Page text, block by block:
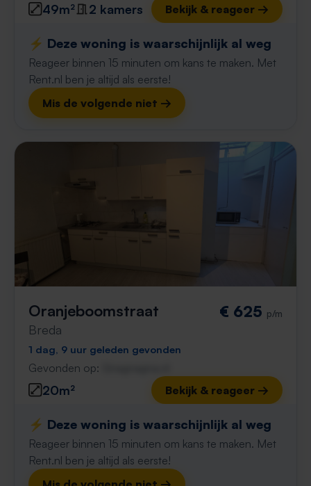
49m² 2 kamers Bekijk & reageer →
⚡️ Deze woning is waarschijnlijk al weg
Reageer binnen 15 minuten om kans te maken. Met
Rent.nl ben je altijd als eerste!
Mis de volgende niet →
Oranjeboomstraat
Breda
€ 625 p/m
1 dag, 9 uur geleden gevonden
Gevonden op:
20m² Bekijk & reageer →
⚡️ Deze woning is waarschijnlijk al weg
Reageer binnen 15 minuten om kans te maken. Met
Rent.nl ben je altijd als eerste!